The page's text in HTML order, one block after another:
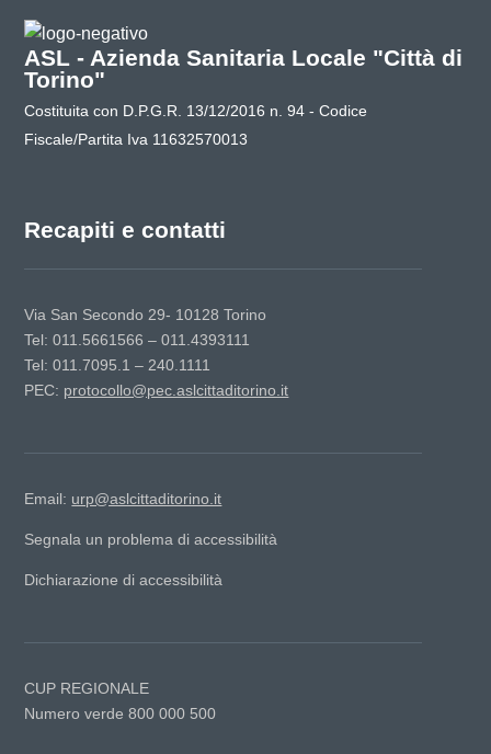
ASL - Azienda Sanitaria Locale "Città di
Torino"
Costituita con D.P.G.R. 13/12/2016 n. 94 - Codice
Fiscale/Partita Iva 11632570013
Recapiti e contatti
Via San Secondo 29- 10128 Torino
Tel: 011.5661566 – 011.4393111
Tel: 011.7095.1 – 240.1111
PEC: protocollo@pec.aslcittaditorino.it
Email: urp@aslcittaditorino.it
Segnala un problema di accessibilità
Dichiarazione di accessibilità
CUP REGIONALE
Numero verde 800 000 500